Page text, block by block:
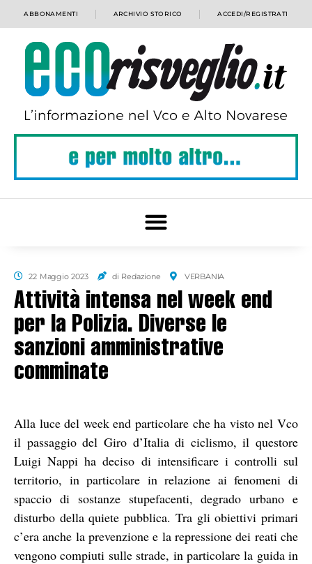
ABBONAMENTI ARCHIVIO STORICO ACCEDI/REGISTRATI
22 Maggio 2023 di Redazione VERBANIA
Attività intensa nel week end
per la Polizia. Diverse le
sanzioni amministrative
comminate
Alla luce del week end particolare che ha visto nel Vco
il passaggio del Giro d’Italia di ciclismo, il questore
Luigi Nappi ha deciso di intensificare i controlli sul
territorio, in particolare in relazione ai fenomeni di
spaccio di sostanze stupefacenti, degrado urbano e
disturbo della quiete pubblica. Tra gli obiettivi primari
c’era anche la prevenzione e la repressione dei reati che
vengono compiuti sulle strade, in particolare la guida in